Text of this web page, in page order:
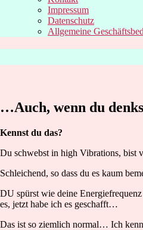
Impressum
Datenschutz
Allgemeine
…Auch, wenn du
​Kennst du das?
Du schwebst in high Vibrations, bist
Schleichend, so dass du es kaum
DU spürst wie deine
es, jetzt habe ich es geschafft…
Das ist so ziemlich normal… Ich